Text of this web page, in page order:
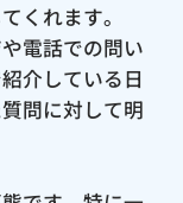
くれます。
電話での問い
介している日
問に対して明